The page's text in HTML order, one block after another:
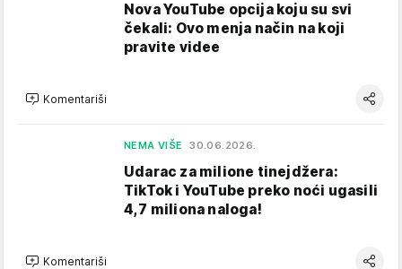
Nova YouTube opcija koju su svi
čekali: Ovo menja način na koji
pravite videe
Komentariši
NEMA VIŠE 30.06.2026.
Udarac za milione tinejdžera:
TikTok i YouTube preko noći ugasili
4,7 miliona naloga!
Komentariši